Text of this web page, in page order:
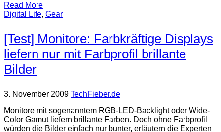
Read More
Digital Life, Gear
[Test] Monitore: Farbkräftige Displays
liefern nur mit Farbprofil brillante
Bilder
3. November 2009 TechFieber.de
Monitore mit sogenanntem RGB-LED-Backlight oder Wide-
Color Gamut liefern brillante Farben. Doch ohne Farbprofil
würden die Bilder einfach nur bunter, erläutern die Experten